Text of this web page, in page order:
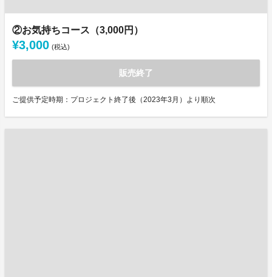
②お気持ちコース（3,000円）
¥3,000 (税込)
販売終了
ご提供予定時期：プロジェクト終了後（2023年3月）より順次